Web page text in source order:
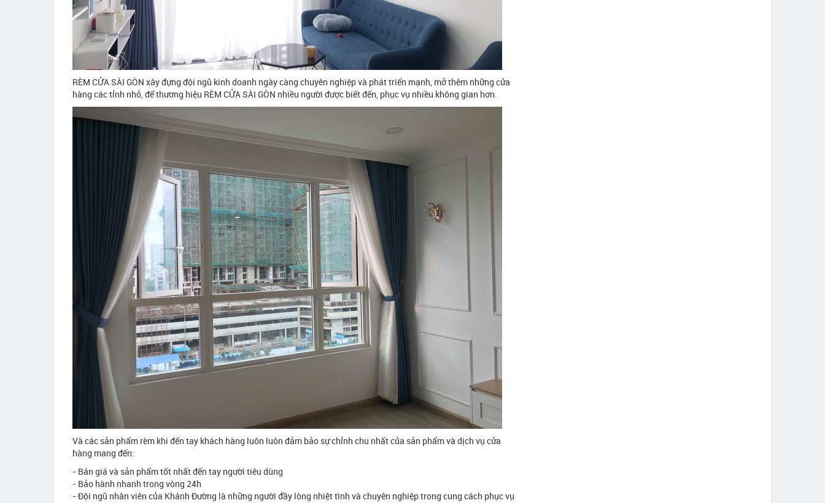
RÈM CỬA SÀI GÒN xây đựng đội ngũ kinh doanh ngày càng chuyên nghiệp và phát triển mạnh, mở thêm những cửa
hàng các tỉnh nhỏ, để thương hiệu RÈM CỬA SÀI GÒN nhiều người được biết đến, phục vụ nhiều không gian hơn.
Và các sản phẩm rèm khi đến tay khách hàng luôn luôn đảm bảo sự chỉnh chu nhất của sản phẩm và dịch vụ cửa
hàng mang đến:
- Bán giá và sản phẩm tốt nhất đến tay người tiêu dùng
- Bảo hành nhanh trong vòng 24h
- Đội ngũ nhân viên của Khánh Đường là những người đầy lòng nhiệt tình và chuyên nghiệp trong cung cách phục vụ